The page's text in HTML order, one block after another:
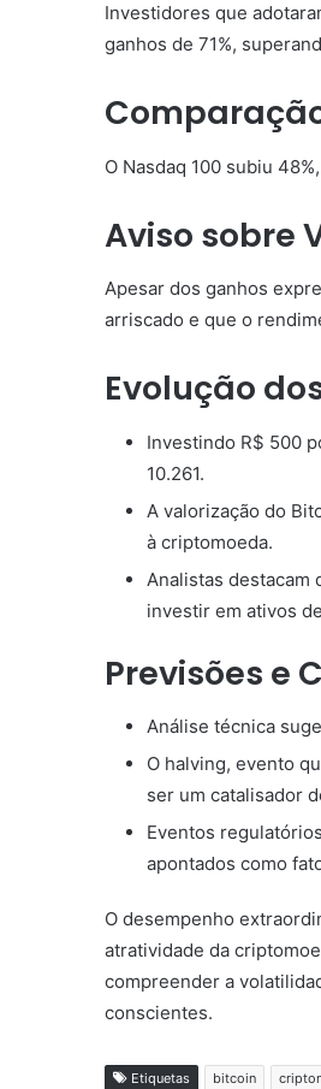
Investidores que
ganhos de 71%,
O Nasdaq 100 subiu
Aviso sobre
Apesar dos ganhos
arriscado e que o
Evolução
Investindo R$ 500
10.261.
A valorização do
à criptomoeda.
Analistas
investir em ativos
Previsões e
Análise técnica
O halving, evento
ser um catalisador
Eventos
apontados como
O desempenho
atratividade da
compreender a
conscientes.
Etiquetas bitcoin